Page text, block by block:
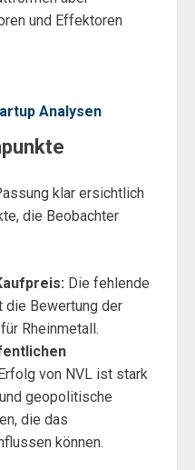
und Effektoren
klar ersichtlich
die Beobachter
Die fehlende
die Bewertung der
Rheinmetall.
von NVL ist stark
geopolitische
die das
können.